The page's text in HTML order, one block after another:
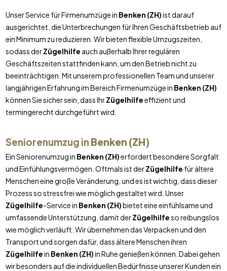
Unser Service für Firmenumzüge in Benken (ZH)ist darauf
ausgerichtet, die Unterbrechungen für Ihren Geschäftsbetrieb auf
ein Minimum zu reduzieren. Wir bieten flexible Umzugszeiten,
sodass derZügelhilfe auch außerhalb Ihrer regulären
Geschäftszeiten stattfinden kann, um den Betrieb nicht zu
beeinträchtigen. Mit unserem professionellen Team und unserer
langjährigen Erfahrung im Bereich Firmenumzüge in Benken (ZH)
können Sie sicher sein, dass IhrZügelhilfeeffizient und
termingerecht durchgeführt wird.
Seniorenumzug in Benken (ZH)
Ein Seniorenumzug in Benken (ZH)erfordert besondere Sorgfalt
und Einfühlungsvermögen. Oftmals ist derZügelhilfe für ältere
Menschen eine große Veränderung, und es ist wichtig, dass dieser
Prozess so stressfrei wie möglich gestaltet wird. Unser
Zügelhilfe-Service in Benken (ZH)bietet eine einfühlsame und
umfassende Unterstützung, damit derZügelhilfeso reibungslos
wie möglich verläuft. Wir übernehmen das Verpacken und den
Transport und sorgen dafür, dass ältere Menschen ihren
Zügelhilfein Benken (ZH)in Ruhe genießen können. Dabei gehen
wir besonders auf die individuellen Bedürfnisse unserer Kunden ein